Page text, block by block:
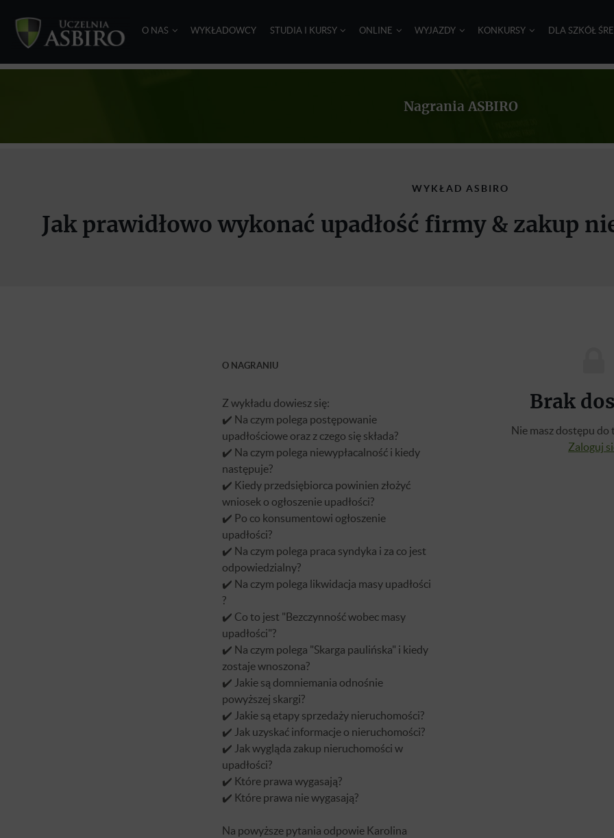
O NAS WYKŁADOWCY STUDIA I KURSY ONLINE WYJAZDY KONKURSY DLA SZKÓŁ
Nagrania ASBIRO
WYKŁAD ASBIRO
Jak prawidłowo wykonać upadłość firmy & zakup
O NAGRANIU
Z wykładu dowiesz się:
✔️ Na czym polega postępowanie
upadłościowe oraz z czego się składa?
✔️ Na czym polega niewypłacalność i kiedy
następuje?
✔️ Kiedy przedsiębiorca powinien złożyć
wniosek o ogłoszenie upadłości?
✔️ Po co konsumentowi ogłoszenie
upadłości?
✔️ Na czym polega praca syndyka i za co jest
odpowiedzialny?
✔️ Na czym polega likwidacja masy upadłości
?
✔️ Co to jest "Bezczynność wobec masy
upadłości"?
✔️ Na czym polega "Skarga paulińska" i kiedy
zostaje wnoszona?
✔️ Jakie są domniemania odnośnie
powyższej skargi?
✔️ Jakie są etapy sprzedaży nieruchomości?
✔️ Jak uzyskać informacje o nieruchomości?
✔️ Jak wygląda zakup nieruchomości w
upadłości?
✔️ Które prawa wygasają?
✔️ Które prawa nie wygasają?
Na powyższe pytania odpowie Karolina
Brak
Nie masz dostępu do
Zaloguj